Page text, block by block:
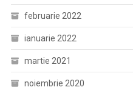
februarie 2022
ianuarie 2022
martie 2021
noiembrie 2020